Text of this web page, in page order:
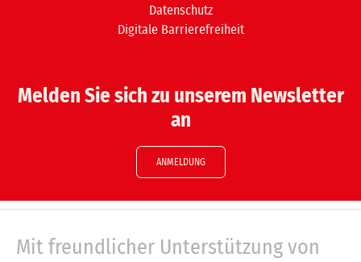
Datenschutz
Digitale Barrierefreiheit
Melden Sie sich zu unserem Newsletter
an
ANMELDUNG
Mit freundlicher Unterstützung von